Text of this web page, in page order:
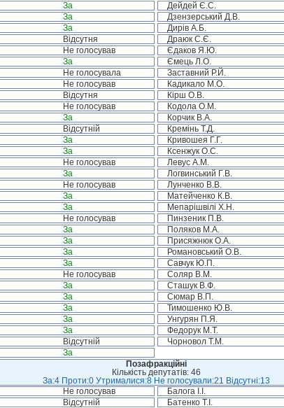
За Дейдей Є.С.
За Дзензерський Д.В.
За Дирів А.Б.
Відсутня Драюк С.Є.
Не голосував Єдаков Я.Ю.
За Ємець Л.О.
Не голосувала Заставний Р.Й.
Не голосував Кадикало М.О.
Відсутня Кірш О.В.
Не голосував Кодола О.М.
За Корчик В.А.
Відсутній Кремінь Т.Д.
За Кривошея Г.Г.
За Ксенжук О.С.
Не голосував Левус А.М.
За Логвинський Г.В.
Не голосував Лунченко В.В.
За Матейченко К.В.
За Мепарішвілі Х.Н.
Не голосував Пинзеник П.В.
За Поляков М.А.
За Присяжнюк О.А.
За Романовський О.В.
За Савчук Ю.П.
Не голосував Соляр В.М.
За Сташук В.Ф.
За Сюмар В.П.
За Тимошенко Ю.В.
За Унгурян П.Я.
За Федорук М.Т.
Відсутній Чорновол Т.М.
За
Позафракційні
Кількість депутатів: 46
За:4 Проти:0 Утрималися:8 Не голосували:21 Відсутні:13
Не голосував Балога І.І.
Відсутній Батенко Т.І.